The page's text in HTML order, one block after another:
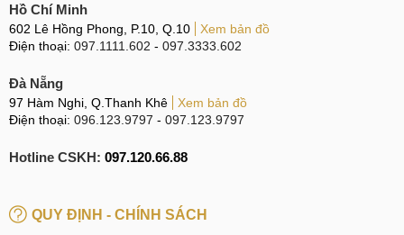
Hồ Chí Minh
602 Lê Hồng Phong, P.10, Q.10
Xem bản đồ
Điện thoại: 097.1111.602 - 097.3333.602
Đà Nẵng
97 Hàm Nghi, Q.Thanh Khê
Xem bản đồ
Điện thoại: 096.123.9797 - 097.123.9797
Hotline CSKH: 097.120.66.88
QUY ĐỊNH - CHÍNH SÁCH